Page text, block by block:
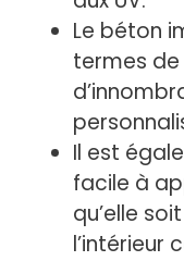
Le béton
termes
Il est
facile à
qu’elle
l’intérieur